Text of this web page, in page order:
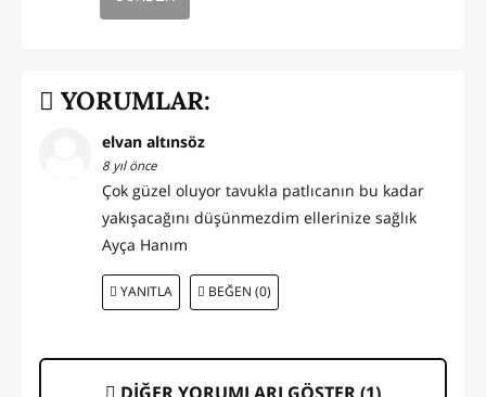
YORUMLAR:
elvan altınsöz
8 yıl önce
Çok güzel oluyor tavukla patlıcanın bu kadar
yakışacağını düşünmezdim ellerinize sağlık
Ayça Hanım
YANITLA BEĞEN (0)